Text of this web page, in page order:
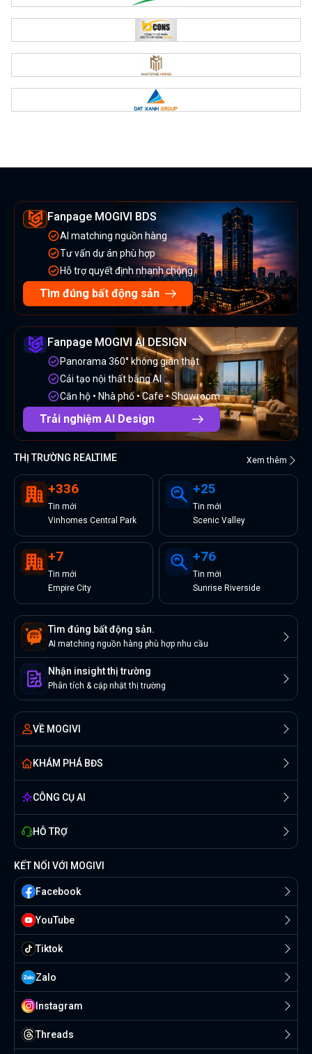
Fanpage MOGIVI BDS
AI matching nguồn hàng
Tư vấn dự án phù hợp
Hỗ trợ quyết định nhanh chóng
Tìm đúng bất động sản
Fanpage MOGIVI AI DESIGN
Panorama 360° không gian thật
Cải tạo nội thất bằng AI
Căn hộ • Nhà phố • Cafe • Showroom
Trải nghiệm AI Design
THỊ TRƯỜNG REALTIME Xem thêm
+336
Tin mới
Vinhomes Central Park
+25
Tin mới
Scenic Valley
+7
Tin mới
Empire City
+76
Tin mới
Sunrise Riverside
Tìm đúng bất động sản.
AI matching nguồn hàng phù hợp nhu cầu
Nhận insight thị trường
Phân tích & cập nhật thị trường
VỀ MOGIVI
KHÁM PHÁ BĐS
CÔNG CỤ AI
HỖ TRỢ
KẾT NỐI VỚI MOGIVI
Facebook
YouTube
Tiktok
Zalo
Instagram
Threads